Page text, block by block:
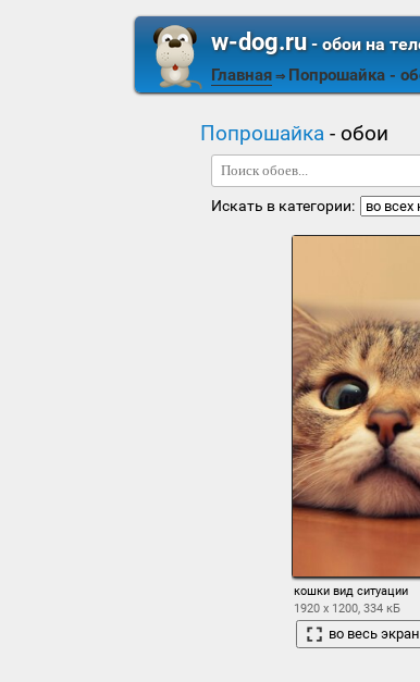
w-dog.ru- обои на
Главная ⇒ Попрошайка -
Попрошайка- обои
Искать в категории:
кошки вид ситуации
1920 x 1200, 334 кБ
во весь экран